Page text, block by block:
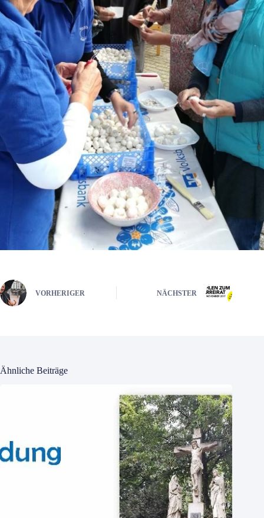
VORHERIGER NÄCHSTER
Ähnliche Beiträge